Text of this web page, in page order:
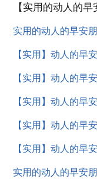
【实用的动人的
实用的动人的早安
【实用】动人的早
【实用】动人的早
【实用】动人的早
【实用】动人的早
【实用】动人的早
实用的动人的早安